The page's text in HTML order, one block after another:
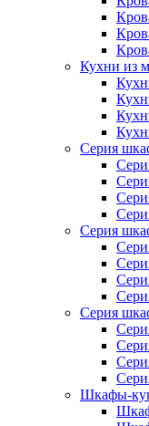
Кухни из
Серия
Серия
Серия
Шкафы-